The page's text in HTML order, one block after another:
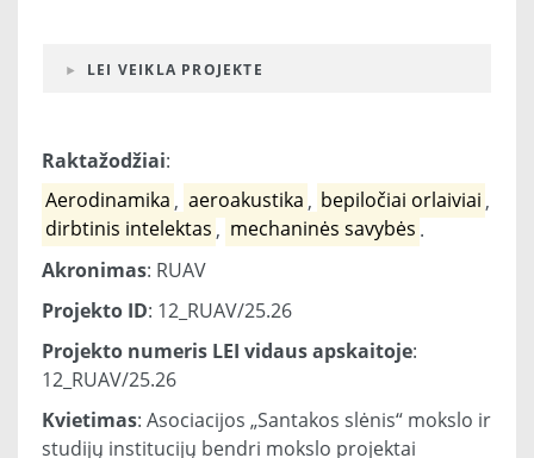
LEI VEIKLA PROJEKTE
Raktažodžiai:
Aerodinamika , aeroakustika , bepiločiai orlaiviai ,
dirbtinis intelektas , mechaninės savybės .
Akronimas: RUAV
Projekto ID: 12_RUAV/25.26
Projekto numeris LEI vidaus apskaitoje:
12_RUAV/25.26
Kvietimas: Asociacijos „Santakos slėnis“ mokslo ir
studijų institucijų bendri mokslo projektai